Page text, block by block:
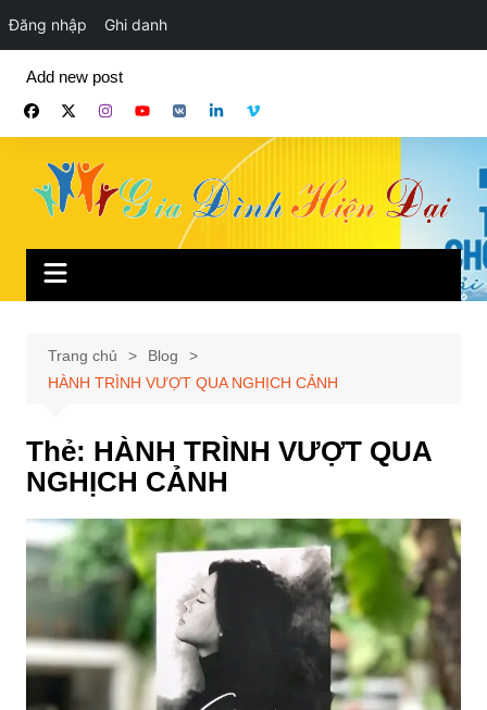
Đăng nhập Ghi danh
phần
Add new post
Trang chủ
Blog
HÀNH TRÌNH VƯỢT QUA NGHỊCH CẢNH
Thẻ: HÀNH TRÌNH VƯỢT QUA
NGHỊCH CẢNH